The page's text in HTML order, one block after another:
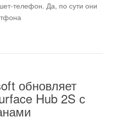
телефон. Да, по сути они
обновляет
Hub 2S с